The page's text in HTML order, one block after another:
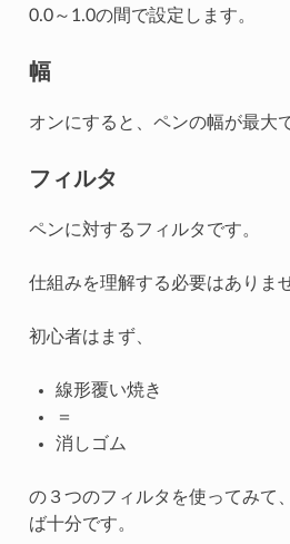
0.0～1.0の間で設定します。
幅
オンにすると、ペンの幅が最大
フィルタ
ペンに対するフィルタです。
仕組みを理解する必要はありま
初心者はまず、
線形覆い焼き
＝
消しゴム
の３つのフィルタを使ってみて
ば十分です。